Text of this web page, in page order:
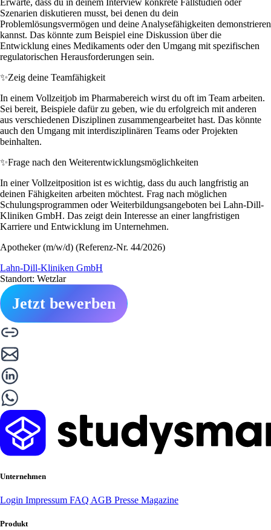
Szenarien diskutieren musst, bei denen du dein
Problemlösungsvermögen und deine Analysefähigkeiten demonstrieren
kannst. Das könnte zum Beispiel eine Diskussion über die
Entwicklung eines Medikaments oder den Umgang mit spezifischen
regulatorischen Herausforderungen sein.
✨Zeig deine Teamfähigkeit
In einem Vollzeitjob im Pharmabereich wirst du oft im Team arbeiten.
Sei bereit, Beispiele dafür zu geben, wie du erfolgreich mit anderen
aus verschiedenen Disziplinen zusammengearbeitet hast. Das könnte
auch den Umgang mit interdisziplinären Teams oder Projekten
beinhalten.
✨Frage nach den Weiterentwicklungsmöglichkeiten
In einer Vollzeitposition ist es wichtig, dass du auch langfristig an
deinen Fähigkeiten arbeiten möchtest. Frag nach möglichen
Schulungsprogrammen oder Weiterbildungsangeboten bei Lahn-Dill-
Kliniken GmbH. Das zeigt dein Interesse an einer langfristigen
Karriere und Entwicklung im Unternehmen.
Apotheker (m/w/d) (Referenz-Nr. 44/2026)
Lahn-Dill-Kliniken GmbH
Standort: Wetzlar
Jetzt bewerben
Unternehmen
Login Impressum FAQ AGB Presse Magazine
Produkt